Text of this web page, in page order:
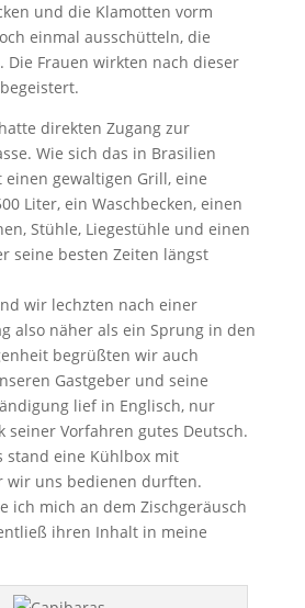
und die Klamotten vorm
einmal ausschütteln, die
Die Frauen wirkten nach dieser
direkten Zugang zur
Wie sich das in Brasilien
einen gewaltigen Grill, eine
Liter, ein Waschbecken, einen
Stühle, Liegestühle und einen
seine besten Zeiten längst
wir lechzten nach einer
also näher als ein Sprung in den
begrüßten wir auch
Gastgeber und seine
lief in Englisch, nur
seiner Vorfahren gutes Deutsch.
stand eine Kühlbox mit
wir uns bedienen durften.
ich mich an dem Zischgeräusch
ihren Inhalt in meine